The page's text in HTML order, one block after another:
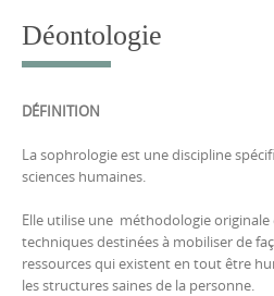
Déontologie
DÉFINITION
La sophrologie est une discipline
sciences humaines.
Elle utilise une méthodologie
techniques destinées à mobiliser de
ressources qui existent en tout être
les structures saines de la personne.